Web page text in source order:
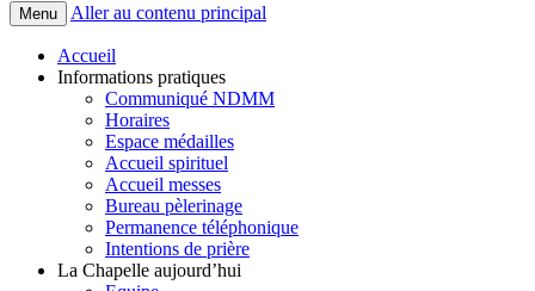
Menu Aller au contenu principal
Accueil
Informations pratiques
Communiqué NDMM
Horaires
Espace médailles
Accueil spirituel
Accueil messes
Bureau pèlerinage
Permanence téléphonique
Intentions de prière
La Chapelle aujourd’hui